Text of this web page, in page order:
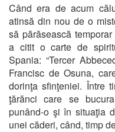
Când era de acum
atinsă din nou de o
să părăsească
a citit o carte de
Spania: “Tercer
Francisc de Osuna,
dorinţa sfinţeniei. Între
ţărănci care se
punând-o şi în situaţia
unei căderi, când, timp